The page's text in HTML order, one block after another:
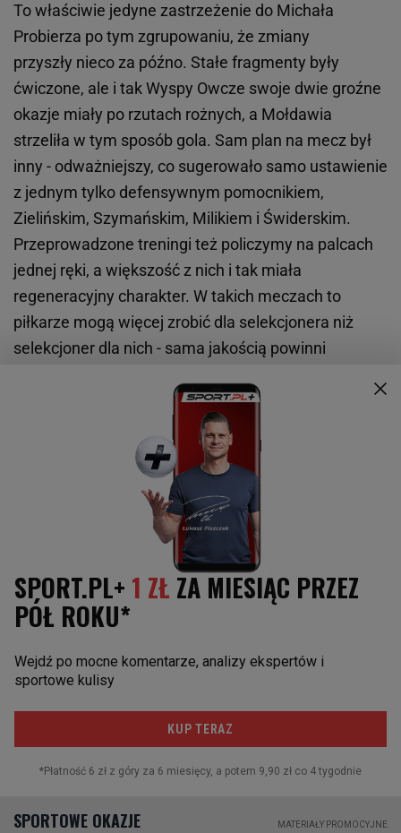
To właściwie jedyne zastrzeżenie do Michała
Probierza po tym zgrupowaniu, że zmiany
przyszły nieco za późno. Stałe fragmenty były
ćwiczone, ale i tak Wyspy Owcze swoje dwie groźne
okazje miały po rzutach rożnych, a Mołdawia
strzeliła w tym sposób gola. Sam plan na mecz był
inny - odważniejszy, co sugerowało samo ustawienie
z jednym tylko defensywnym pomocnikiem,
Zielińskim, Szymańskim, Milikiem i Świderskim.
Przeprowadzone treningi też policzymy na palcach
jednej ręki, a większość z nich i tak miała
regeneracyjny charakter. W takich meczach to
piłkarze mogą więcej zrobić dla selekcjonera niż
selekcjoner dla nich - sama jakością powinni
Wyciąganie szczegółowych wniosków po dwóch
meczach może nie mieć większego sensu wobec
wniosku podstawowego: zastraszona i bojąca się
własnego cienia kadra ma szereg problemów, które
trudno będzie rozwiązać tylko słowami.
Reprezentacji coś musi się w końcu udać. Ostatnio
nie udaje się nic: tam nieuznany gol w Tiranie, tu
nieskuteczność z Mołdawią. Żaden trening i żadna
odprawa nie pomoże jej bardziej niż choćby
wymęczone i przypadkowe zwycięstwo z Czechami.
pokonanie nie zostanie zbagatelizowane. Nawet,